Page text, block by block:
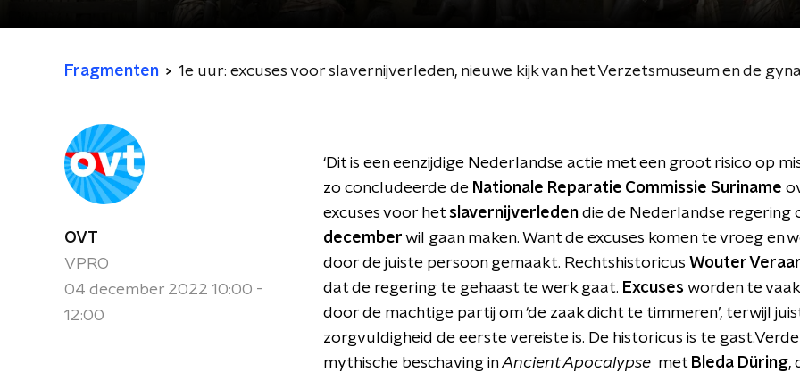
Fragmenten 1e uur: excuses voor slavernijverleden, nieuwe kijk van het Verzetsmuseum en de
OVT
VPRO
04 december 2022 10:00 -
12:00
‘Dit is een eenzijdige Nederlandse actie met een groot risico op
zo concludeerde de Nationale Reparatie Commissie Suriname
excuses voor het slavernijverleden die de Nederlandse regering
december wil gaan maken. Want de excuses komen te vroeg en
door de juiste persoon gemaakt. Rechtshistoricus Wouter
dat de regering te gehaast te werk gaat. Excuses worden te
door de machtige partij om ‘de zaak dicht te timmeren’, terwijl
zorgvuldigheid de eerste vereiste is. De historicus is te
mythische beschaving inAncient Apocalypse met Bleda Düring,